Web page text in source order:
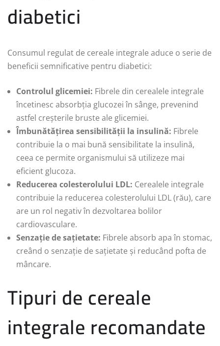
diabetici
Consumul regulat de cereale integrale aduce o serie de
beneficii semnificative pentru diabetici:
Controlul glicemiei: Fibrele din cerealele integrale
încetinesc absorbția glucozei în sânge, prevenind
astfel creșterile bruste ale glicemiei.
Îmbunătățirea sensibilității la insulină: Fibrele
contribuie la o mai bună sensibilitate la insulină,
ceea ce permite organismului să utilizeze mai
eficient glucoza.
Reducerea colesterolului LDL: Cerealele integrale
contribuie la reducerea colesterolului LDL (rău), care
are un rol negativ în dezvoltarea bolilor
cardiovasculare.
Senzație de sațietate: Fibrele absorb apa în stomac,
creând o senzație de sațietate și reducând pofta de
mâncare.
Tipuri de cereale
integrale recomandate